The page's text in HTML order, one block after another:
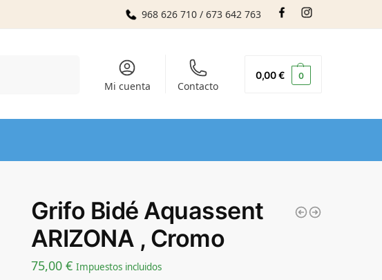
968 626 710 / 673 642 763
Mi cuenta Contacto
0,00€ 0
Grifo Bidé Aquassent
ARIZONA , Cromo
75,00 € Impuestos incluidos